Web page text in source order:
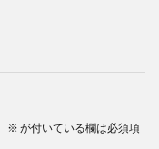
※ が付いている欄は必須項